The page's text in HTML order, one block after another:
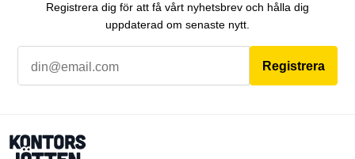
Registrera dig för att få vårt nyhetsbrev och hålla dig
uppdaterad om senaste nytt.
Registrera